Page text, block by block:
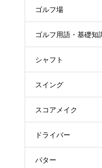
ゴルフ場
ゴルフ用語・基礎知
シャフト
スイング
スコアメイク
ドライバー
パター